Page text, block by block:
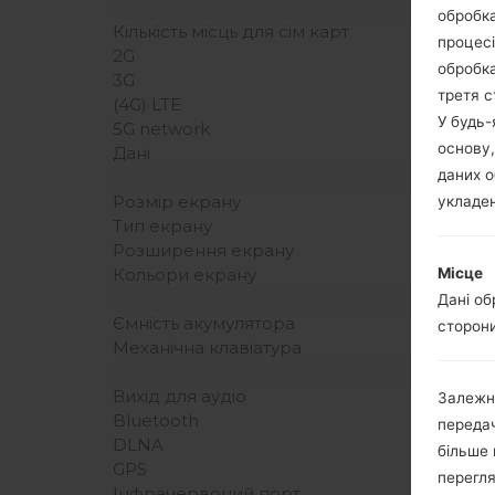
Кількість місць для сім карт
2G
3G
(4G) LTE
5G network
Дані
Розмір екрану
Тип екрану
Розширення екрану
Кольори екрану
Ємність акумулятора
Механічна клавіатура
Вихід для аудіо
Bluetooth
DLNA
GPS
третя
У будь-
даних
Місце
Дані
більше